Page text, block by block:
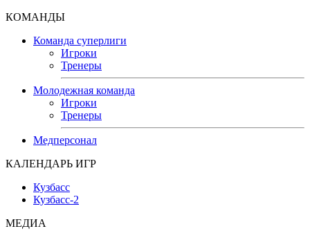
КОМАНДЫ
Команда суперлиги
Игроки
Тренеры
Молодежная команда
Игроки
Тренеры
Медперсонал
КАЛЕНДАРЬ ИГР
Кузбасс
Кузбасс-2
МЕДИА